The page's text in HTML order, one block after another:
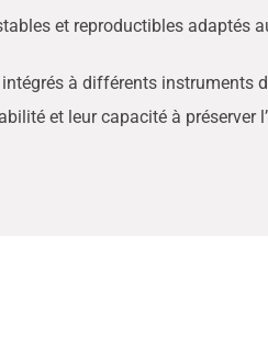
et reproductibles adaptés
à différents instruments
et leur capacité à préserver